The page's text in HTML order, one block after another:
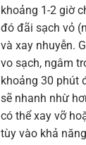
khoảng 1-2 giờ
đó đãi sạch vỏ
và xay nhuyễn.
vo sạch, ngâm
khoảng 30 phút
sẽ nhanh nhừ
có thể xay vỡ
tùy vào khả